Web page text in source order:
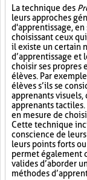
La technique des
leurs approches
d'apprentissage,
choisissant ceux
il existe un certain
d’apprentissage et
choisir ses propres
élèves. Par
élèves s’ils se
apprenants visuels,
apprenants tactiles.
en mesure de
Cette technique
conscience de
leurs points forts
permet également
valides d’aborder
méthodes